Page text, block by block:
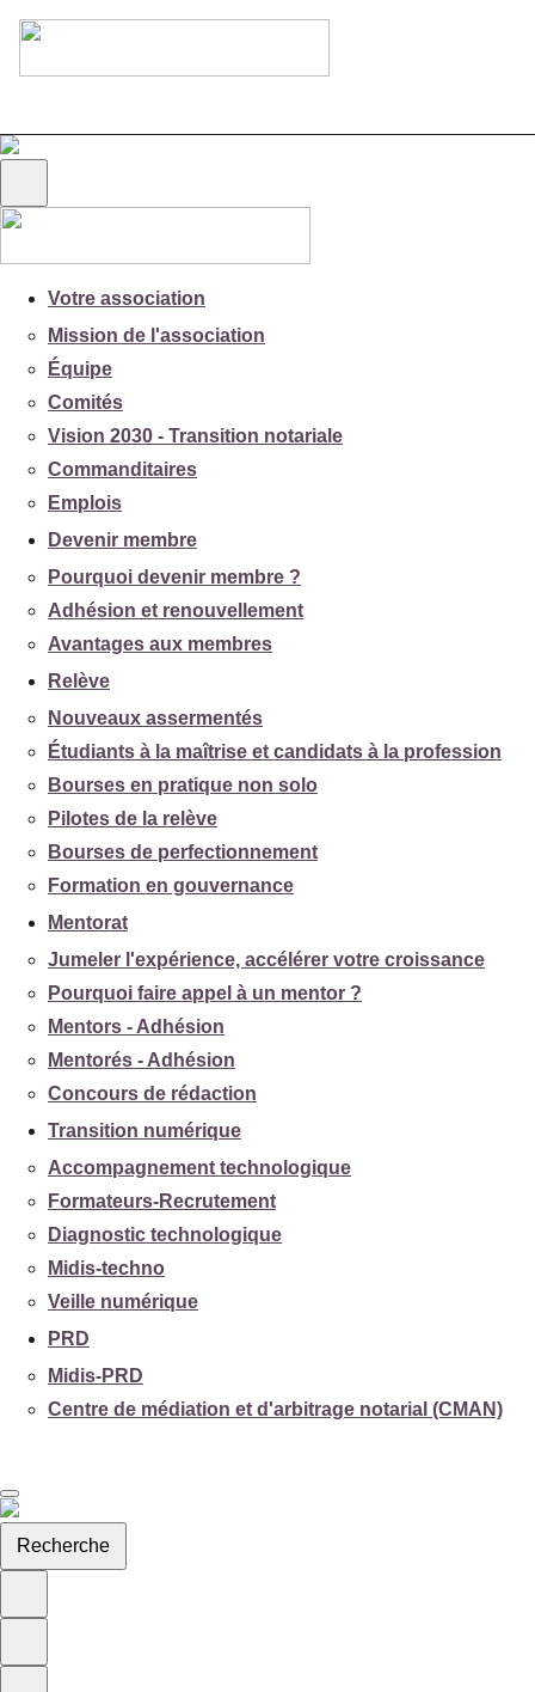
Votre association
Mission de l'association
Équipe
Comités
Vision 2030 - Transition notariale
Commanditaires
Emplois
Devenir membre
Pourquoi devenir membre ?
Adhésion et renouvellement
Avantages aux membres
Relève
Nouveaux assermentés
Étudiants à la maîtrise et candidats à la profession
Bourses en pratique non solo
Pilotes de la relève
Bourses de perfectionnement
Formation en gouvernance
Mentorat
Jumeler l'expérience, accélérer votre croissance
Pourquoi faire appel à un mentor ?
Mentors - Adhésion
Mentorés - Adhésion
Concours de rédaction
Transition numérique
Accompagnement technologique
Formateurs-Recrutement
Diagnostic technologique
Midis-techno
Veille numérique
PRD
Midis-PRD
Centre de médiation et d'arbitrage notarial (CMAN)
Recherche